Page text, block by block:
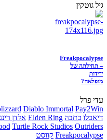
גיל גוטקין
Freakpocalypse
– תחילתה של
ידידות
מופלאה?
עדי פרל
Diablo Immortal Pay2Win
דיאבלו כתבה Elden Ring אלדן רינג
Turtle Rock Studios Outriders
Freakpocalypse קווסט